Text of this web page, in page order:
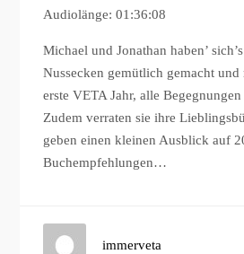
Audiolänge: 01:36:08
Michael und Jonathan haben’
Nussecken gemütlich gemacht und
erste VETA Jahr, alle
Zudem verraten sie ihre
geben einen kleinen Ausblick auf
Buchempfehlungen…
immerveta